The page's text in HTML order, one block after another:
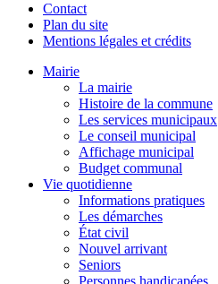
Contact
Plan du site
Mentions légales et crédits
Mairie
La mairie
Histoire de la commune
Les services municipaux
Le conseil municipal
Affichage municipal
Budget communal
Vie quotidienne
Informations pratiques
Les démarches
État civil
Nouvel arrivant
Seniors